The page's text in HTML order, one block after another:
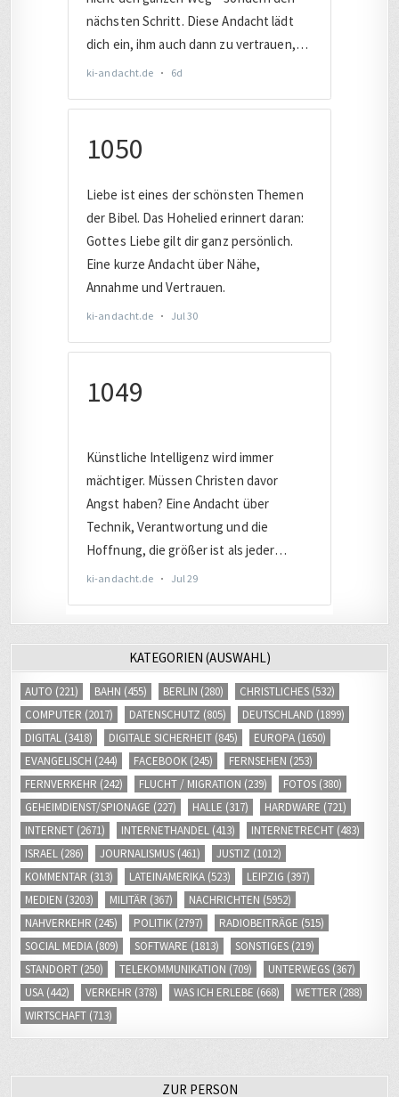
AUTO(221) BAHN(455) BERLIN(280) CHRISTLICHES(532)
COMPUTER
(2017) DATENSCHUTZ (805) DEUTSCHLAND(1899)
DIGITAL (3418) DIGITALE SICHERHEIT(845) EUROPA(1650)
EVANGELISCH (244) FACEBOOK(245) FERNSEHEN(253)
FERNVERKEHR(242) FLUCHT / MIGRATION(239) FOTOS
GEHEIMDIENST/SPIONAGE(227) HALLE (317) HARDWARE(721)
INTERNET(2671) INTERNETHANDEL(413) INTERNETRECHT(483)
ISRAEL(286) JOURNALISMUS(461) JUSTIZ
(1012)
KOMMENTAR
(313) LATEINAMERIKA (523) LEIPZIG
MEDIEN(3203) MILITÄR(367) NACHRICHTEN(5952)
NAHVERKEHR(245) POLITIK (2797) RADIOBEITRÄGE
SOCIAL MEDIA (809) SOFTWARE(1813) SONSTIGES(219)
STANDORT(250) TELEKOMMUNIKATION (709) UNTERWEGS
USA(442) VERKEHR(378) WAS ICH ERLEBE (668) WETTER(288)
WIRTSCHAFT(713)